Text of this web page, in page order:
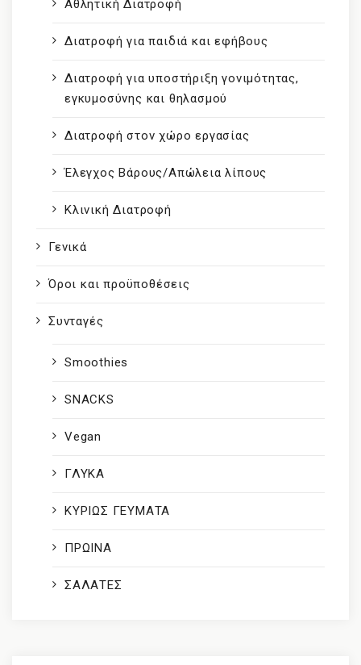
Αθλητική Διατροφή
Διατροφή για παιδιά και εφήβους
Διατροφή για υποστήριξη γονιμότητας,
εγκυμοσύνης και θηλασμού
Διατροφή στον χώρο εργασίας
Έλεγχος Βάρους/Απώλεια λίπους
Κλινική Διατροφή
Γενικά
Όροι και προϋποθέσεις
Συνταγές
Smoothies
SNACKS
Vegan
ΓΛΥΚΑ
ΚΥΡΙΩΣ ΓΕΥΜΑΤΑ
ΠΡΩΙΝΑ
ΣΑΛΑΤΕΣ